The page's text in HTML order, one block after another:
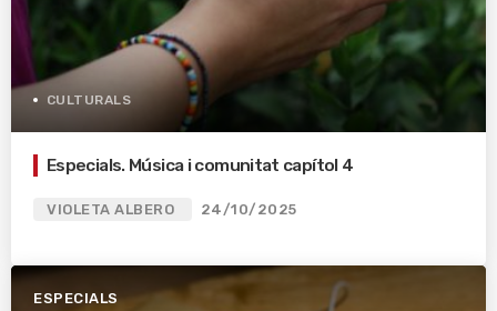
CULTURALS
Especials. Música i comunitat capítol 4
VIOLETA ALBERO 24/10/2025
ESPECIALS